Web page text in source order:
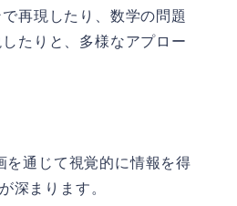
再現したり、数学の問題
たりと、多様なアプロー
を通じて視覚的に情報を得
深まります。